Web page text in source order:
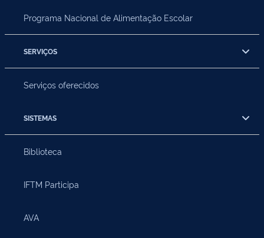
Programa Nacional de Alimentação Escolar
SERVIÇOS
Serviços oferecidos
SISTEMAS
Biblioteca
IFTM Participa
AVA